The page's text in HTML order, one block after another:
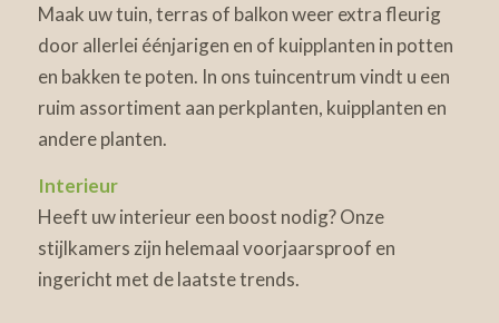
Maak uw tuin, terras of balkon weer extra fleurig
door allerlei éénjarigen en of kuipplanten in potten
en bakken te poten. In ons tuincentrum vindt u een
ruim assortiment aan perkplanten, kuipplanten en
andere planten.
Interieur
Heeft uw interieur een boost nodig? Onze
stijlkamers zijn helemaal voorjaarsproof en
ingericht met de laatste trends.